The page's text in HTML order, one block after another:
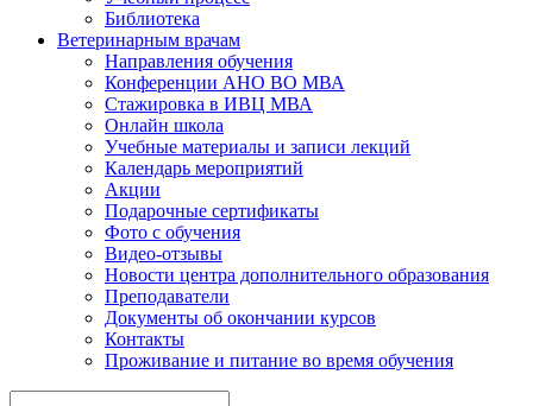
Библиотека
Ветеринарным врачам
Направления обучения
Конференции АНО ВО МВА
Стажировка в ИВЦ МВА
Онлайн школа
Учебные материалы и записи лекций
Календарь мероприятий
Акции
Подарочные сертификаты
Фото с обучения
Видео-отзывы
Новости центра дополнительного образования
Преподаватели
Документы об окончании курсов
Контакты
Проживание и питание во время обучения